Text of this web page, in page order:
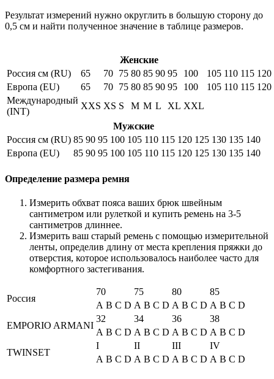
Результат измерений нужно округлить в большую сторону до
0,5 см и найти полученное значение в таблице размеров.
Женские
Россия см (RU)
65 70 75 80 85 90 95 100 105 110 115 120
Европа (EU)
65 70 75 80 85 90 95 100 105 110 115 120
Международный
(INT)
XXS XS S M M L XL XXL
Мужские
Россия см (RU) 85 90 95 100 105 110 115 120 125 130 135 140
Европа (EU)
85 90 95 100 105 110 115 120 125 130 135 140
Определение размера ремня
Измерить обхват пояса ваших брюк швейным
сантиметром или рулеткой и купить ремень на 3-5
сантиметров длиннее.
Измерить ваш старый ремень с помощью измерительной
ленты, определив длину от места крепления пряжки до
отверстия, которое использовалось наиболее часто для
комфортного застегивания.
Россия
70 75 80
85
A B C D A B C D A B C D A B C D
EMPORIO ARMANI
32 34 36
38
A B C D A B C D A B C D A B C D
TWINSET
I II III
IV
A B C D A B C D A B C D A B C D